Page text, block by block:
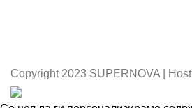
Copyright 2023 SUPERNOVA |